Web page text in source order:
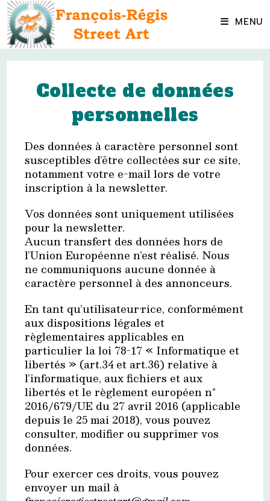
Skip
content MENU
Collecte de données
personnelles
Des données à caractère personnel sont
susceptibles d’être collectées sur ce site,
notamment votre e-mail lors de votre
inscription à la newsletter.
Vos données sont uniquement utilisées
pour la newsletter.
Aucun transfert des données hors de
l’Union Européenne n’est réalisé. Nous
ne communiquons aucune donnée à
caractère personnel à des annonceurs.
En tant qu’utilisateur·rice, conformément
aux dispositions légales et
règlementaires applicables en
particulier la loi 78-17 « Informatique et
libertés » (art.34 et art.36) relative à
l’informatique, aux fichiers et aux
libertés et le règlement européen n°
2016/679/UE du 27 avril 2016 (applicable
depuis le 25 mai 2018), vous pouvez
consulter, modifier ou supprimer vos
données.
Pour exercer ces droits, vous pouvez
envoyer un mail à